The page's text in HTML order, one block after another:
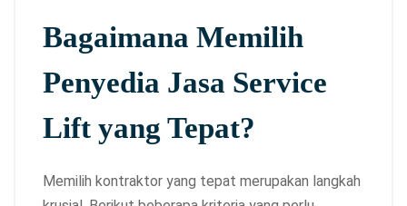
Bagaimana Memilih
Penyedia Jasa Service
Lift yang Tepat?
Memilih kontraktor yang tepat merupakan langkah